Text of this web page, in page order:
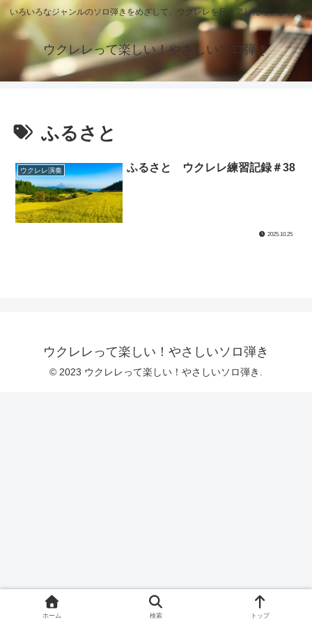
いろいろなジャンルのソロ弾きをめざして、ウクレレを日々楽しんでいます。
ウクレレって楽しい！やさしいソロ弾き
ふるさと
ウクレレ演奏 ふるさと ウクレレ練習記録＃38
2025.10.25
ウクレレって楽しい！やさしいソロ弾き
© 2023 ウクレレって楽しい！やさしいソロ弾き.
ホーム 検索 トップ